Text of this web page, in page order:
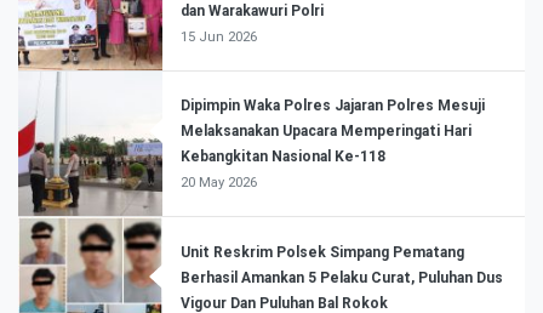
dan Warakawuri Polri
15 Jun 2026
Dipimpin Waka Polres Jajaran Polres Mesuji
Melaksanakan Upacara Memperingati Hari
Kebangkitan Nasional Ke-118
20 May 2026
Unit Reskrim Polsek Simpang Pematang
Berhasil Amankan 5 Pelaku Curat, Puluhan Dus
Vigour Dan Puluhan Bal Rokok